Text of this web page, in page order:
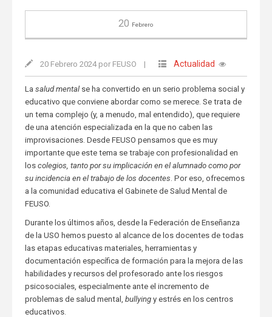
20 Febrero
20 Febrero 2024 por FEUSO | Actualidad
La salud mentalse ha convertido en un serio problema social y
educativo que conviene abordar como se merece. Se trata de
un tema complejo (y, a menudo, mal entendido), que requiere
de una atención especializada en la que no caben las
improvisaciones. Desde FEUSO pensamos que es muy
importante que este tema se trabaje con profesionalidad en
los colegios, tanto por su implicación en el alumnado como por
su incidencia en el trabajo de los docentes . Por eso, ofrecemos
a la comunidad educativa el Gabinete de Salud Mental de
FEUSO.
Durante los últimos años, desde la Federación de Enseñanza
de la USO hemos puesto al alcance de los docentes de todas
las etapas educativas materiales, herramientas y
documentación específica de formación para la mejora de las
habilidades y recursos del profesorado ante los riesgos
psicosociales, especialmente ante el incremento de
problemas de salud mental, bullyingy estrés en los centros
educativos.